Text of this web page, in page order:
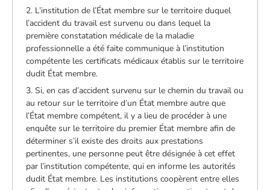
2. L’institution de l’État membre sur le territoire duquel
l’accident du travail est survenu ou dans lequel la
première constatation médicale de la maladie
professionnelle a été faite communique à l’institution
compétente les certificats médicaux établis sur le territoire
dudit État membre.
3. Si, en cas d’accident survenu sur le chemin du travail ou
au retour sur le territoire d’un État membre autre que
l’État membre compétent, il y a lieu de procéder à une
enquête sur le territoire du premier État membre afin de
déterminer s’il existe des droits aux prestations
pertinentes, une personne peut être désignée à cet effet
par l’institution compétente, qui en informe les autorités
dudit État membre. Les institutions coopèrent entre elles